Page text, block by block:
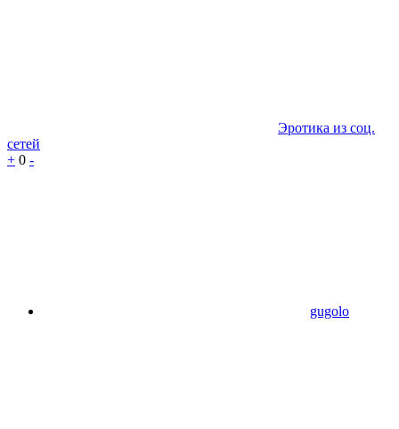
Эротика из соц.
сетей
+ 0 -
gugolo